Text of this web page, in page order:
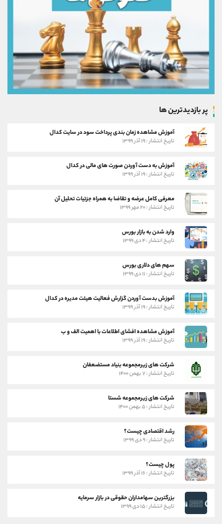
پر بازدیدترین ها
آموزش مشاهده زمان بندی پرداخت سود در سایت کدال
تاریخ انتشار : ۱۹ آذر ۱۳۹۹
آموزش به دست آوردن صورت های مالی در کدال
تاریخ انتشار : ۱۹ آذر ۱۳۹۹
معرفی کامل عرضه و تقاضا به همراه جزئیات تحلیل آن
تاریخ انتشار : ۲۰ مهر ۱۳۹۹
وارد شدن به بازار بورس
تاریخ انتشار : ۴ دی ۱۳۹۹
سهم های دلاری بورس
تاریخ انتشار : ۱۱ دی ۱۳۹۹
آموزش بدست آوردن گزارش فعالیت هیئت مدیره در کدال
تاریخ انتشار : ۱۹ آذر ۱۳۹۹
آموزش مشاهده افشای اطلاعات با اهمیت الف و ب
تاریخ انتشار : ۱۹ آذر ۱۳۹۹
شرکت های زیرمجموعه بنیاد مستضعفان
تاریخ انتشار : ۷ بهمن ۱۴۰۰
شرکت های زیرمجموعه شستا
تاریخ انتشار : ۵ بهمن ۱۴۰۰
رشد اقتصادی چیست؟
تاریخ انتشار : ۹ دی ۱۳۹۹
پول چیست؟
تاریخ انتشار : ۱۶ آذر ۱۳۹۹
بزرگترین سهامداران حقوقی در بازار سرمایه
تاریخ انتشار : ۱۵ دی ۱۳۹۹